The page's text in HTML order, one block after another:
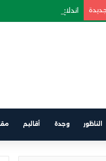
جديدة اندلاع حريق في سيارة
الناظور وجدة أقاليم